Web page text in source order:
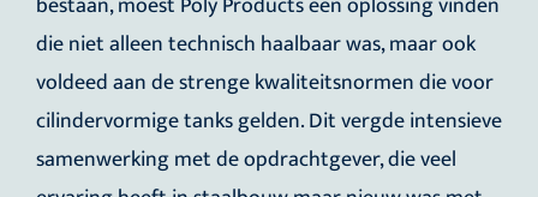
die niet alleen technisch haalbaar was, maar ook
voldeed aan de strenge kwaliteitsnormen die voor
cilindervormige tanks gelden. Dit vergde intensieve
samenwerking met de opdrachtgever, die veel